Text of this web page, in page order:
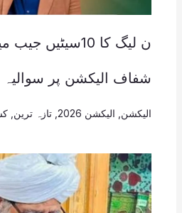
ن لیگ کا 10سیٹیں
شفاف الیکشن پر سوالیہ
الیکشن الیکشن 2026 , تازہ ترین